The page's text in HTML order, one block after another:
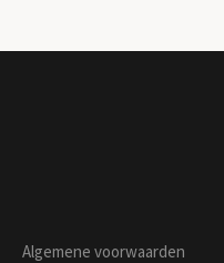
Algemene voorwaarden